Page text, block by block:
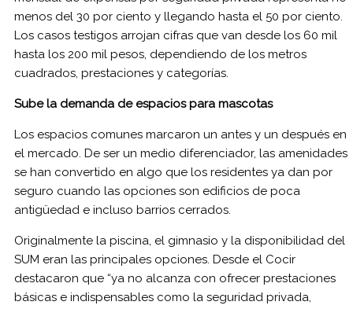
menos del 30 por ciento y llegando hasta el 50 por ciento.
Los casos testigos arrojan cifras que van desde los 60 mil
hasta los 200 mil pesos, dependiendo de los metros
cuadrados, prestaciones y categorías.
Sube la demanda de espacios para mascotas
Los espacios comunes marcaron un antes y un después en
el mercado. De ser un medio diferenciador, las amenidades
se han convertido en algo que los residentes ya dan por
seguro cuando las opciones son edificios de poca
antigüedad e incluso barrios cerrados.
Originalmente la piscina, el gimnasio y la disponibilidad del
SUM eran las principales opciones. Desde el Cocir
destacaron que “ya no alcanza con ofrecer prestaciones
básicas e indispensables como la seguridad privada,